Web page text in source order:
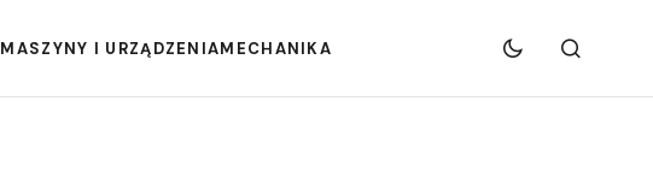
MASZYNY I URZĄDZENIAMECHANIKA